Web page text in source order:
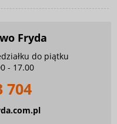
Fryda
do piątku
- 17.00
704